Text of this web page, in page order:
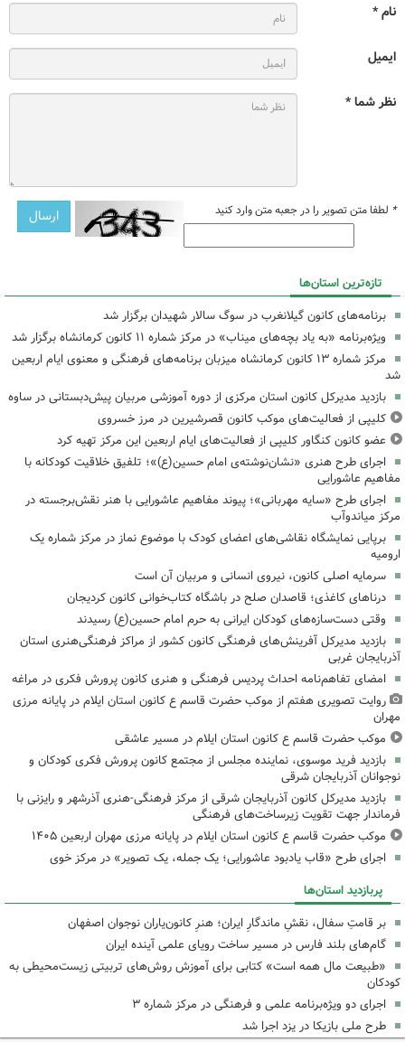
نام *
ایمیل
نظر شما *
* لطفا متن تصویر را در جعبه متن وارد کنید
تازه‌ترین استان‌ها
برنامه‌های کانون گیلانغرب در سوگ سالار شهیدان برگزار شد
ویژه‌برنامه «به یاد بچه‌های میناب» در مرکز شماره ۱۱ کانون کرمانشاه برگزار شد
مرکز شماره ۱۳ کانون کرمانشاه میزبان برنامه‌های فرهنگی و معنوی ایام اربعین
شد
بازدید مدیرکل کانون استان مرکزی از دوره آموزشی مربیان پیش‌دبستانی در ساوه
کلیپی از فعالیت‌های موکب کانون قصرشیرین در مرز خسروی
عضو کانون کنگاور کلیپی از فعالیت‌های ایام اربعین این مرکز تهیه کرد
اجرای طرح هنری «نشان‌نوشته‌ی امام حسین(ع)»؛ تلفیق خلاقیت کودکانه با
مفاهیم عاشورایی
اجرای طرح «سایه مهربانی»؛ پیوند مفاهیم عاشورایی با هنر نقش‌برجسته در
مرکز میاندوآب
برپایی نمایشگاه نقاشی‌های اعضای کودک با موضوع نماز در مرکز شماره یک
ارومیه
سرمایه اصلی کانون، نیروی انسانی و مربیان آن است
درناهای کاغذی؛ قاصدان صلح در باشگاه کتاب‌خوانی کانون کردیجان
وقتی دست‌سازه‌های کودکان ایرانی به حرم امام حسین(ع) رسیدند
بازدید مدیرکل آفرینش‌های فرهنگی کانون کشور از مراکز فرهنگی‌هنری استان
آذربایجان غربی
امضای تفاهم‌نامه احداث پردیس فرهنگی و هنری کانون پرورش فکری در مراغه
روایت تصویری هفتم از موکب حضرت قاسم ع کانون استان ایلام در پایانه مرزی
مهران
موکب حضرت قاسم ع کانون استان ایلام در مسیر عاشقی
بازدید فرید موسوی، نماینده مجلس از مجتمع کانون پرورش فکری کودکان و
نوجوانان آذربایجان شرقی
بازدید مدیرکل کانون آذربایجان شرقی از مرکز فرهنگی‌-هنری آذرشهر و رایزنی با
فرماندار جهت تقویت زیرساخت‌های فرهنگی
موکب حضرت قاسم ع کانون استان ایلام در پایانه مرزی مهران اربعین ۱۴۰۵
اجرای طرح «قاب یادبود عاشورایی؛ یک جمله، یک تصویر» در مرکز خوی
پربازدید استان‌ها
بر قامتِ سفال، نقشِ ماندگارِ ایران؛ هنرِ کانون‌یاران نوجوان اصفهان
گام‌های بلند فارس در مسیر ساخت رویای علمی آینده ایران
«طبیعت مال همه است» کتابی برای آموزش روش‌های تربیتی زیست‌محیطی به
کودکان
اجرای دو ویژه‌برنامه علمی و فرهنگی در مرکز شماره ۳
طرح ملی بازیکا در یزد اجرا شد